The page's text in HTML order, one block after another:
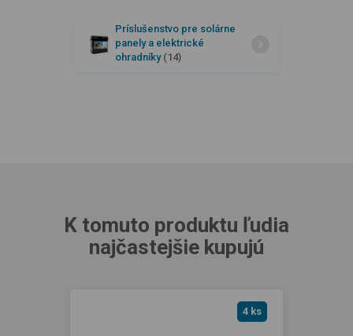
Príslušenstvo pre solárne
panely a elektrické
ohradníky (14)
K tomuto produktu ľudia
najčastejšie kupujú
4 ks